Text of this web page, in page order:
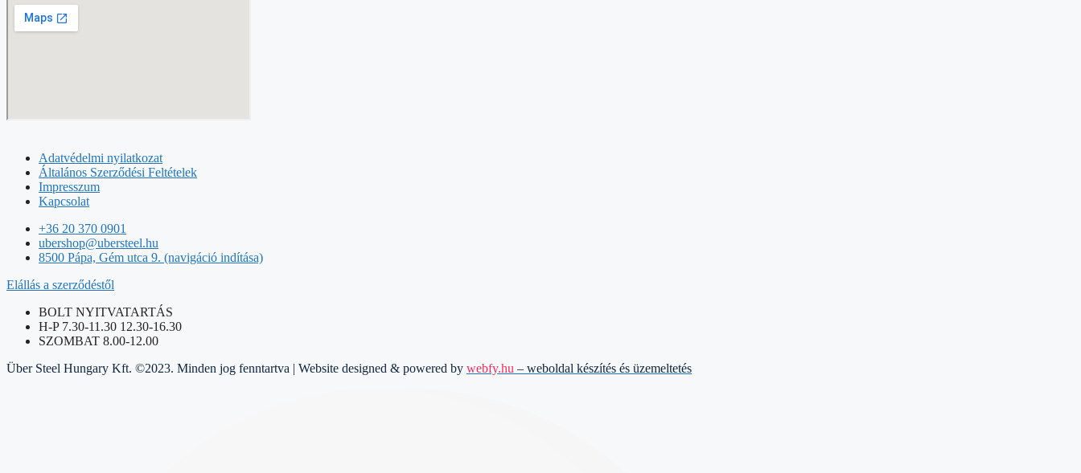
Adatvédelmi nyilatkozat
Általános Szerződési Feltételek
Impresszum
Kapcsolat
+36 20 370 0901
ubershop@ubersteel.hu
8500 Pápa, Gém utca 9. (navigáció indítása)
Elállás a szerződéstől
BOLT NYITVATARTÁS
H-P 7.30-11.30 12.30-16.30
SZOMBAT 8.00-12.00
Über Steel Hungary Kft. ©2023. Minden jog fenntartva | Website designed & powered by webfy.hu – weboldal készítés és üzemeltetés